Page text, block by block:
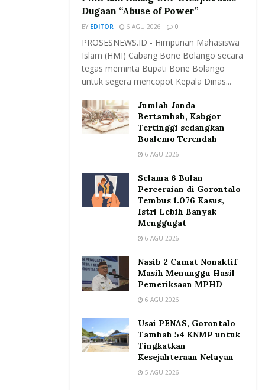
Dugaan “Abuse of Power”
BY EDITOR 6 AGU 2026 0
PROSESNEWS.ID - Himpunan Mahasiswa
Islam (HMI) Cabang Bone Bolango secara
tegas meminta Bupati Bone Bolango
untuk segera mencopot Kepala Dinas...
Jumlah Janda
Bertambah, Kabgor
Tertinggi sedangkan
Boalemo Terendah
6 AGU 2026
Selama 6 Bulan
Perceraian di Gorontalo
Tembus 1.076 Kasus,
Istri Lebih Banyak
Menggugat
6 AGU 2026
Nasib 2 Camat Nonaktif
Masih Menunggu Hasil
Pemeriksaan MPHD
6 AGU 2026
Usai PENAS, Gorontalo
Tambah 54 KNMP untuk
Tingkatkan
Kesejahteraan Nelayan
5 AGU 2026